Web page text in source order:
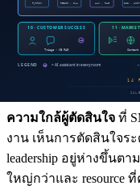
ร้อยรายเห็นภายในไม่กี่
ของงานตัวเอง ที่บริษัท
features ของ quarter
ที่ทำให้ engineer ส่วน
SME ที่แข็งแกร่งให้
ความใกล้ผู้ตัดสินใจ ที่
งาน เห็นการตัดสินใจร
leadership อยู่ห่างขึ้นต
ใหญ่กว่าและ resource